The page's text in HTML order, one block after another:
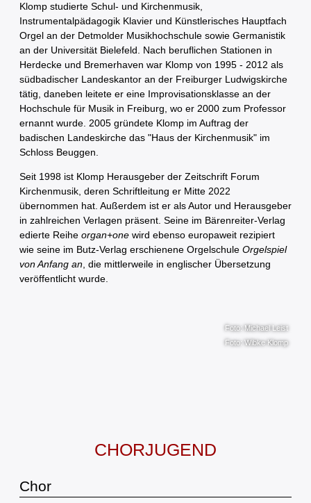
Klomp studierte Schul- und Kirchenmusik,
Instrumentalpädagogik Klavier und Künstlerisches Hauptfach
Orgel an der Detmolder Musikhochschule sowie Germanistik
an der Universität Bielefeld. Nach beruflichen Stationen in
Herdecke und Bremerhaven war Klomp von 1995 - 2012 als
südbadischer Landeskantor an der Freiburger Ludwigskirche
tätig, daneben leitete er eine Improvisationsklasse an der
Hochschule für Musik in Freiburg, wo er 2000 zum Professor
ernannt wurde. 2005 gründete Klomp im Auftrag der
badischen Landeskirche das "Haus der Kirchenmusik" im
Schloss Beuggen.
Seit 1998 ist Klomp Herausgeber der Zeitschrift Forum
Kirchenmusik, deren Schriftleitung er Mitte 2022
übernommen hat. Außerdem ist er als Autor und Herausgeber
in zahlreichen Verlagen präsent. Seine im Bärenreiter-Verlag
edierte Reihe organ+one wird ebenso europaweit rezipiert
wie seine im Butz-Verlag erschienene Orgelschule Orgelspiel
von Anfang an, die mittlerweile in englischer Übersetzung
veröffentlicht wurde.
Foto: Michael Leist
Foto: Wibke Klomp
CHORJUGEND
Chor